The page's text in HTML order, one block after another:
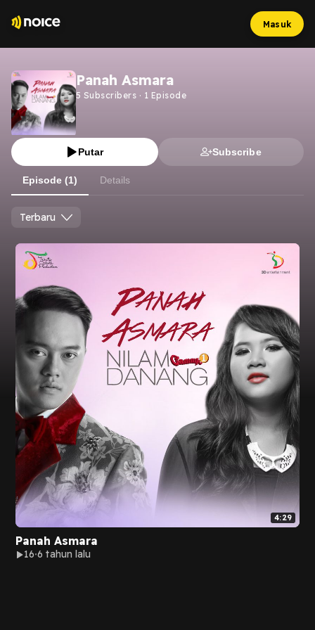
Masuk
Panah Asmara
5 Subscribers · 1 Episode
Putar Subscribe
Episode (1) Details
Terbaru
4:29
Panah Asmara
16 6 tahun lalu